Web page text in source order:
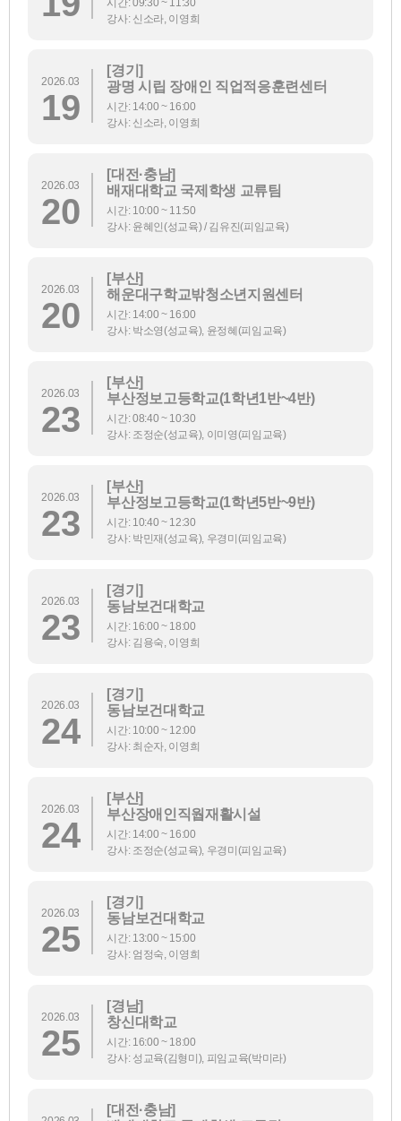
시간: 09:30 ~ 11:30
강사: 신소라, 이영희
2026.03
19
[경기]
광명 시립 장애인 직업적응훈련센터
시간: 14:00 ~ 16:00
강사: 신소라, 이영희
2026.03
20
[대전·충남]
배재대학교 국제학생 교류팀
시간: 10:00 ~ 11:50
강사: 윤혜인(성교육) / 김유진(피임교육)
2026.03
20
[부산]
해운대구학교밖청소년지원센터
시간: 14:00 ~ 16:00
강사: 박소영(성교육), 윤정혜(피임교육)
2026.03
23
[부산]
부산정보고등학교(1학년1반~4반)
시간: 08:40 ~ 10:30
강사: 조정순(성교육), 이미영(피임교육)
2026.03
23
[부산]
부산정보고등학교(1학년5반~9반)
시간: 10:40 ~ 12:30
강사: 박민재(성교육), 우경미(피임교육)
2026.03
23
[경기]
동남보건대학교
시간: 16:00 ~ 18:00
강사: 김용숙, 이영희
2026.03
24
[경기]
동남보건대학교
시간: 10:00 ~ 12:00
강사: 최순자, 이영희
2026.03
24
[부산]
부산장애인직웝재활시설
시간: 14:00 ~ 16:00
강사: 조정순(성교육), 우경미(피임교육)
2026.03
25
[경기]
동남보건대학교
시간: 13:00 ~ 15:00
강사: 엄정숙, 이영희
2026.03
25
[경남]
창신대학교
시간: 16:00 ~ 18:00
강사: 성교육(김형미), 피임교육(박미라)
[대전·충남]